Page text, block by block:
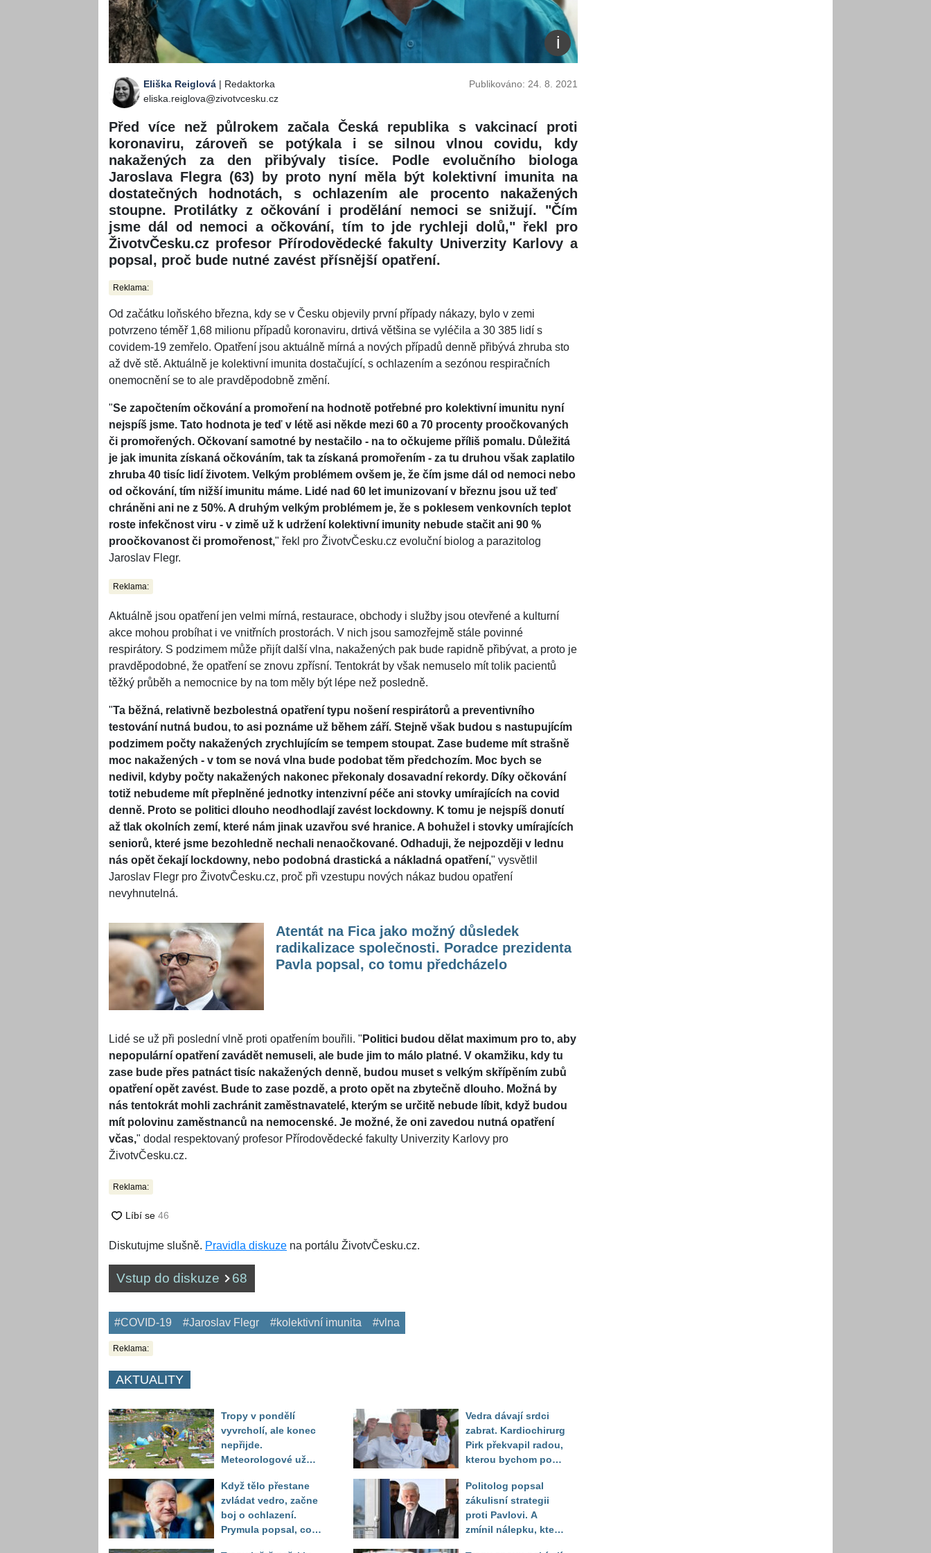
Eliška Reiglová | Redaktorka
eliska.reiglova@zivotvcesku.cz
Publikováno: 24. 8. 2021
Před více než půlrokem začala Česká republika s vakcinací proti
koronaviru, zároveň se potýkala i se silnou vlnou covidu, kdy
nakažených za den přibývaly tisíce. Podle evolučního biologa
Jaroslava Flegra (63) by proto nyní měla být kolektivní imunita na
dostatečných hodnotách, s ochlazením ale procento nakažených
stoupne. Protilátky z očkování i prodělání nemoci se snižují. "Čím
jsme dál od nemoci a očkování, tím to jde rychleji dolů," řekl pro
ŽivotvČesku.cz profesor Přírodovědecké fakulty Univerzity Karlovy a
popsal, proč bude nutné zavést přísnější opatření.
Reklama:
Od začátku loňského března, kdy se v Česku objevily první případy nákazy, bylo v zemi
potvrzeno téměř 1,68 milionu případů koronaviru, drtivá většina se vyléčila a 30 385 lidí s
covidem-19 zemřelo. Opatření jsou aktuálně mírná a nových případů denně přibývá zhruba sto
až dvě stě. Aktuálně je kolektivní imunita dostačující, s ochlazením a sezónou respiračních
onemocnění se to ale pravděpodobně změní.
"Se započtením očkování a promoření na hodnotě potřebné pro kolektivní imunitu nyní
nejspíš jsme. Tato hodnota je teď v létě asi někde mezi 60 a 70 procenty proočkovaných
či promořených. Očkovaní samotné by nestačilo - na to očkujeme příliš pomalu. Důležitá
je jak imunita získaná očkováním, tak ta získaná promořením - za tu druhou však zaplatilo
zhruba 40 tisíc lidí životem. Velkým problémem ovšem je, že čím jsme dál od nemoci nebo
od očkování, tím nižší imunitu máme. Lidé nad 60 let imunizovaní v březnu jsou už teď
chráněni ani ne z 50%. A druhým velkým problémem je, že s poklesem venkovních teplot
roste infekčnost viru - v zimě už k udržení kolektivní imunity nebude stačit ani 90 %
proočkovanost či promořenost," řekl pro ŽivotvČesku.cz evoluční biolog a parazitolog
Jaroslav Flegr.
Reklama:
Aktuálně jsou opatření jen velmi mírná, restaurace, obchody i služby jsou otevřené a kulturní
akce mohou probíhat i ve vnitřních prostorách. V nich jsou samozřejmě stále povinné
respirátory. S podzimem může přijít další vlna, nakažených pak bude rapidně přibývat, a proto je
pravděpodobné, že opatření se znovu zpřísní. Tentokrát by však nemuselo mít tolik pacientů
těžký průběh a nemocnice by na tom měly být lépe než posledně.
"Ta běžná, relativně bezbolestná opatření typu nošení respirátorů a preventivního
testování nutná budou, to asi poznáme už během září. Stejně však budou s nastupujícím
podzimem počty nakažených zrychlujícím se tempem stoupat. Zase budeme mít strašně
moc nakažených - v tom se nová vlna bude podobat těm předchozím. Moc bych se
nedivil, kdyby počty nakažených nakonec překonaly dosavadní rekordy. Díky očkování
totiž nebudeme mít přeplněné jednotky intenzivní péče ani stovky umírajících na covid
denně. Proto se politici dlouho neodhodlají zavést lockdowny. K tomu je nejspíš donutí
až tlak okolních zemí, které nám jinak uzavřou své hranice. A bohužel i stovky umírajících
seniorů, které jsme bezohledně nechali nenaočkované. Odhaduji, že nejpozději v lednu
nás opět čekají lockdowny, nebo podobná drastická a nákladná opatření," vysvětlil
Jaroslav Flegr pro ŽivotvČesku.cz, proč při vzestupu nových nákaz budou opatření
nevyhnutelná.
Atentát na Fica jako možný důsledek
radikalizace společnosti. Poradce prezidenta
Pavla popsal, co tomu předcházelo
Lidé se už při poslední vlně proti opatřením bouřili. " Politici budou dělat maximum pro to, aby
nepopulární opatření zavádět nemuseli, ale bude jim to málo platné. V okamžiku, kdy tu
zase bude přes patnáct tisíc nakažených denně, budou muset s velkým skřípěním zubů
opatření opět zavést. Bude to zase pozdě, a proto opět na zbytečně dlouho. Možná by
nás tentokrát mohli zachránit zaměstnavatelé, kterým se určitě nebude líbit, když budou
mít polovinu zaměstnanců na nemocenské. Je možné, že oni zavedou nutná opatření
včas," dodal respektovaný profesor Přírodovědecké fakulty Univerzity Karlovy pro
ŽivotvČesku.cz.
Reklama:
Diskutujme slušně. Pravidla diskuze na portálu ŽivotvČesku.cz.
Vstup do diskuze 68
#COVID-19 #Jaroslav Flegr #kolektivní imunita #vlna
Reklama:
AKTUALITY
Tropy v pondělí
vyvrcholí, ale konec
nepřijde.
Meteorologové už
horka
Když tělo přestane
zvládat vedro, začne
boj o ochlazení.
Prymula popsal, co
Vedra dávají srdci
zabrat. Kardiochirurg
Pirk překvapil radou,
kterou bychom podle
zvířat
Politolog popsal
zákulisní strategii
proti Pavlovi. A
zmínil nálepku, která